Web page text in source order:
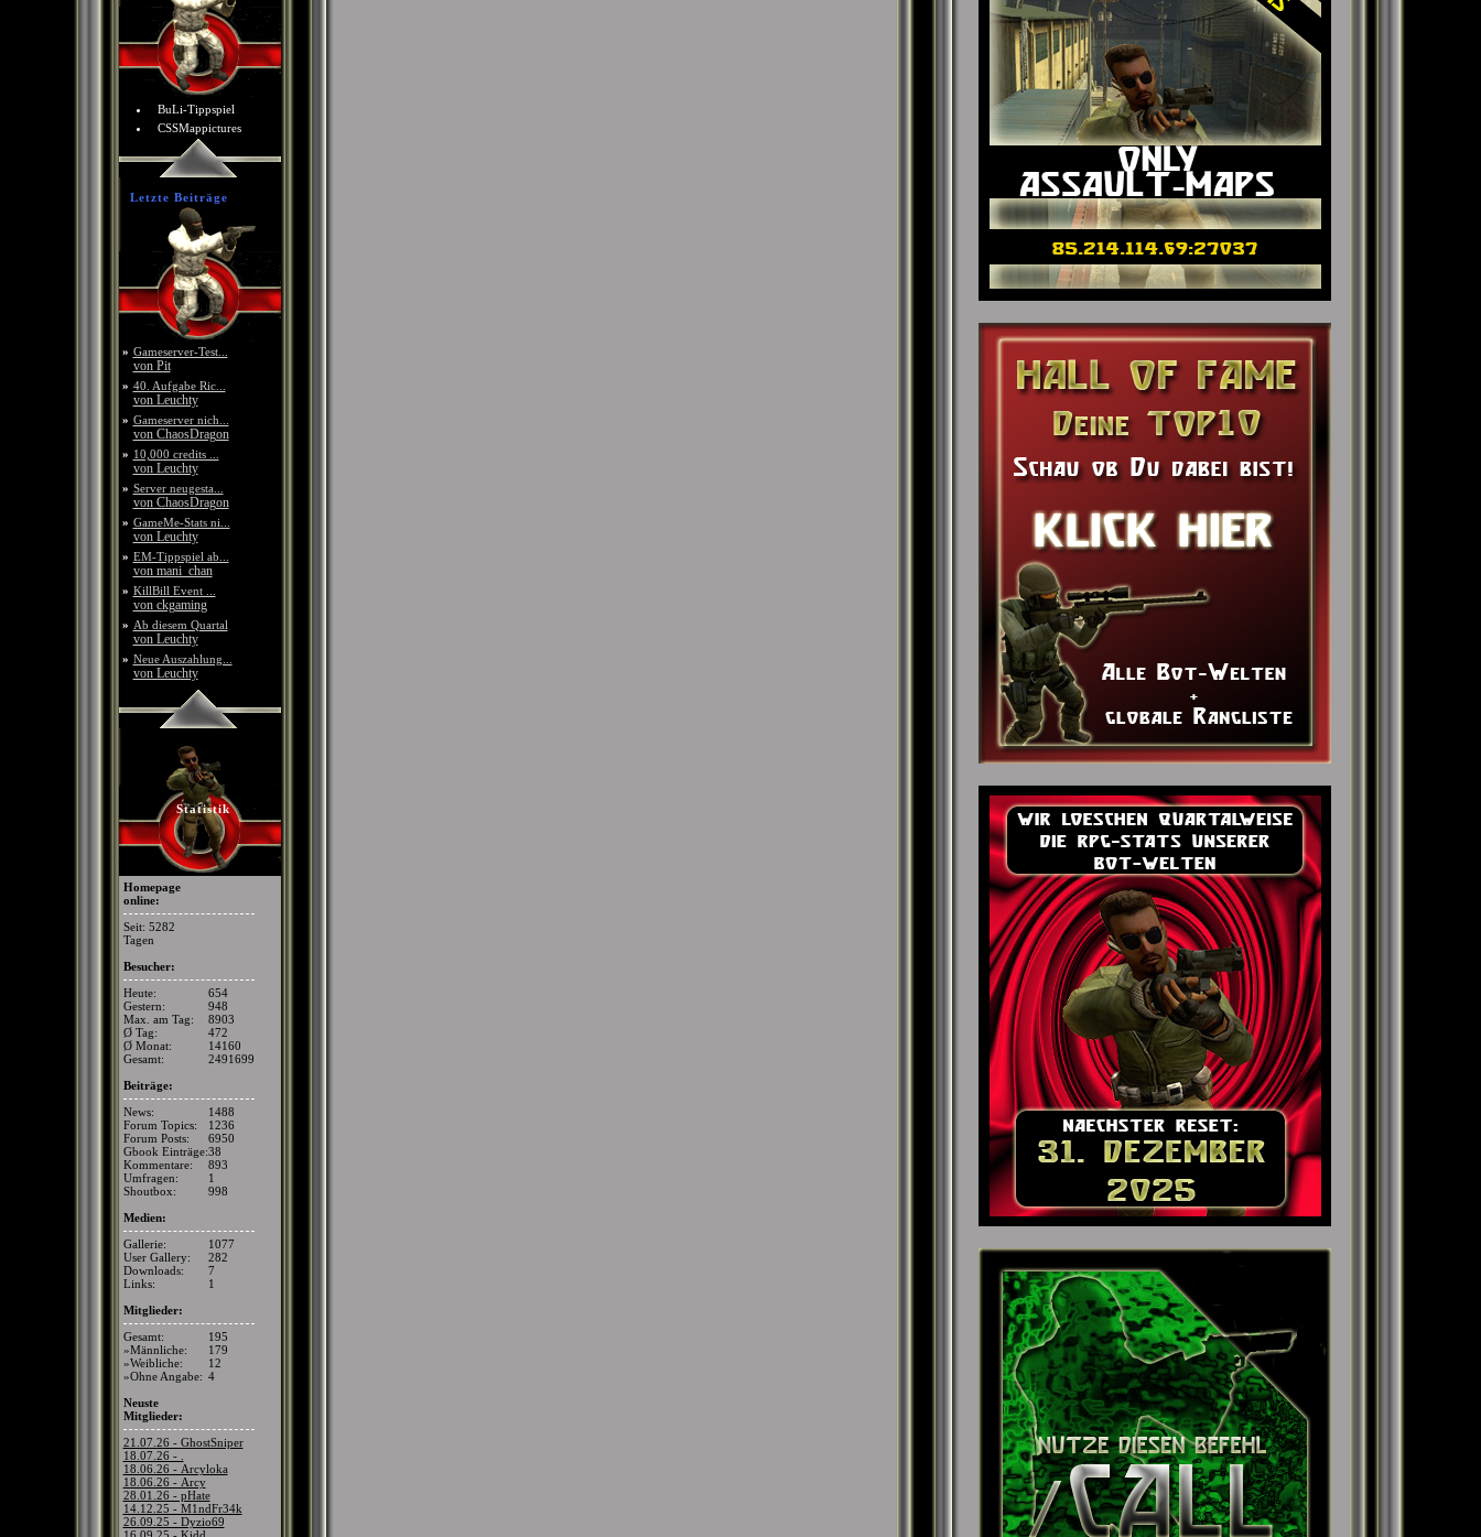
BuLi-Tippspiel
CSSMappictures
Letzte Beiträge
» Gameserver-Test...
von Pit
» 40. Aufgabe Ric...
von Leuchty
» Gameserver nich...
von ChaosDragon
» 10,000 credits ...
von Leuchty
» Server neugesta...
von ChaosDragon
» GameMe-Stats ni...
von Leuchty
» EM-Tippspiel ab...
von mani_chan
» KillBill Event ...
von ckgaming
» Ab diesem Quartal
von Leuchty
» Neue Auszahlung...
von Leuchty
Statistik
Homepage
online:
Seit: 5282
Tagen
Besucher:
Heute:
654
Gestern:
948
Max. am Tag:
8903
Ø Tag:
472
Ø Monat:
14160
Gesamt:
2491699
Beiträge:
News:
1488
Forum Topics:
1236
Forum Posts:
6950
Gbook Einträge:38
Kommentare:
893
Umfragen:
1
Shoutbox:
998
Medien:
Gallerie:
1077
User Gallery:
282
Downloads:
7
Links:
1
Mitglieder:
Gesamt:
195
»Männliche:
179
»Weibliche:
12
»Ohne Angabe: 4
Neuste
Mitglieder:
21.07.26 - GhostSniper
18.07.26 - .
18.06.26 - Arcyloka
18.06.26 - Arcy
28.01.26 - pHate
14.12.25 - M1ndFr34k
26.09.25 - Dyzio69